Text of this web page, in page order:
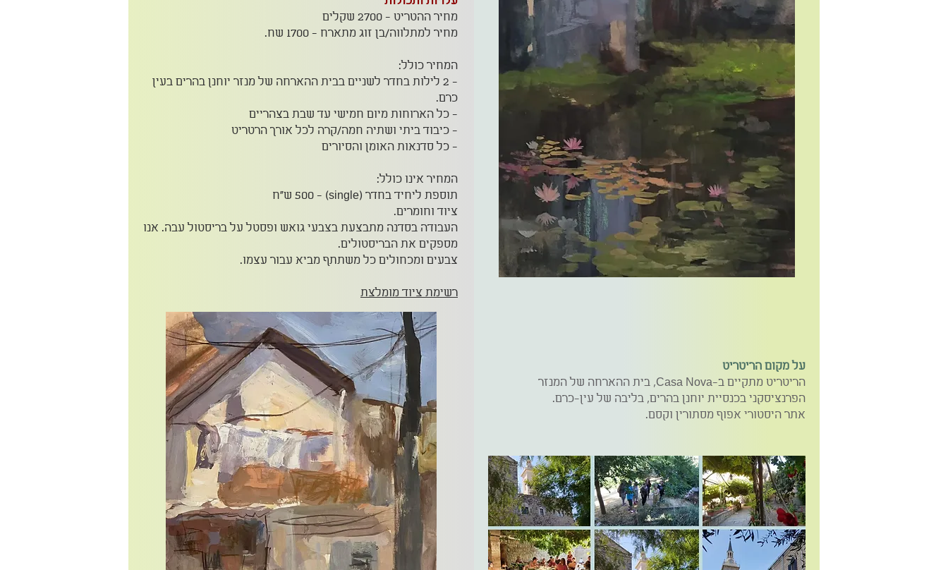
מחיר ההטריט - 2700 שקלים
מחיר למתלווה/בן זוג מתארח - 1700 שח.
המחיר כולל:
- 2 לילות בחדר לשניים בבית ההארחה של מנזר יוחנן בהרים בעין
כרם.
- כל הארוחות מיום חמישי עד שבת בצהריים
- כיבוד ביתי ושתיה חמה/קרה לכל אורך הרטריט
- כל סדנאות האומן והסיורים
המחיר אינו כולל:
תוספת ליחיד בחדר (single) - 500 ש"ח
ציוד וחומרים.
העבודה בסדנה מתבצעת בצבעי גואש ופסטל על בריסטול עבה. אנו
מספקים את הבריסטולים.
צבעים ומכחולים כל משתתף מביא עבור עצמו.
רשימת ציוד מומלצת
על מקום הריטריט
הריטריט מתקיים ב-Casa Nova, בית ההארחה של המנזר
הפרנציסקני בכנסיית יוחנן בהרים, בליבה של עין-כרם.
אתר היסטורי אפוף מסתורין וקסם.